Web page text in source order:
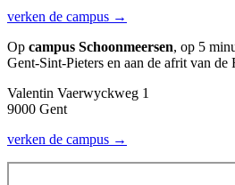
verken de campus →
Op campus Schoonmeersen, op 5
Gent-Sint-Pieters en aan de afrit van de
Valentin Vaerwyckweg 1
9000 Gent
verken de campus →